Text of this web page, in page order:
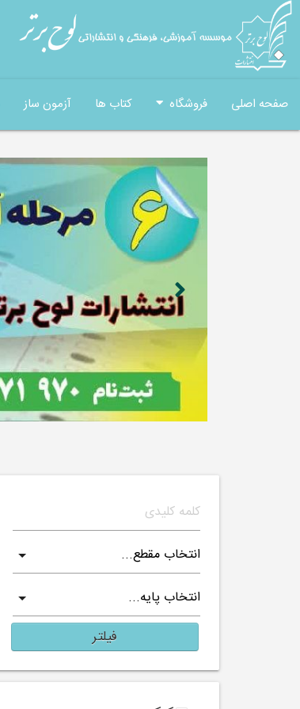
صفحه اصلی فروشگاه کتاب ها آزمون ساز
فیلتر